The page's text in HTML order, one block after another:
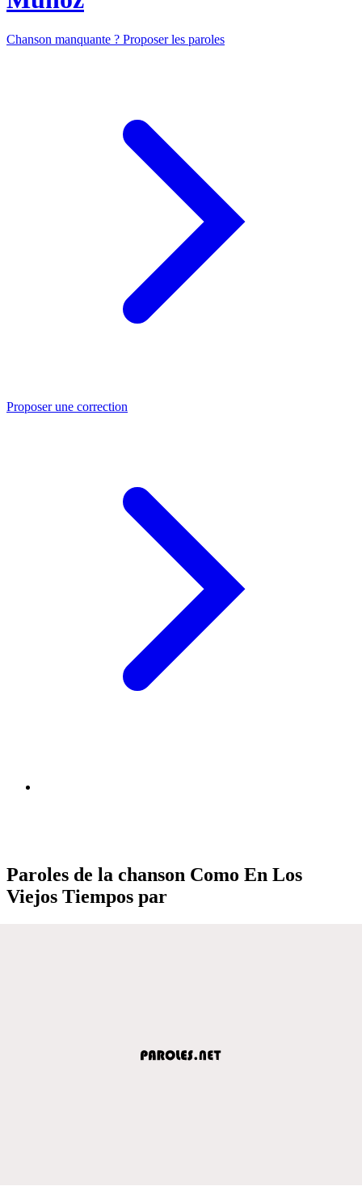
Chanson manquante ? Proposer les paroles
Proposer une correction
Paroles de la chanson Como En Los
Viejos Tiempos par